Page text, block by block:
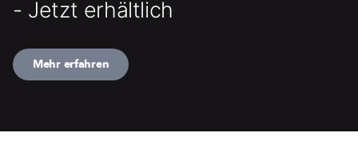
- Jetzt erhältlich
Mehr erfahren